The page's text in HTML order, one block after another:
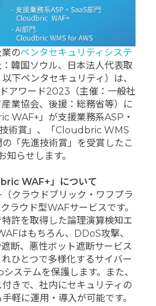
のペンタセキュリティシステ
韓国ソウル、日本法人代表取
下ペンタセキュリティ）は、
アワード2023（主催：一般社
業協会、後援：総務省等）に
WAF+」が支援業務系ASP・
術賞」、「Cloudbric WMS
「先進技術賞」を受賞したこ
知らせします。
WAF+」について
クラウドブリック・ワフプラ
ラウド型WAFサービスです。
許を取得した論理演算検知エ
はもちろん、DDoS攻撃、
断、悪性ボット遮断サービス
ひとつで多様化するサイバー
ステムを保護します。また、
きで、社内にセキュリティの
軽に運用・導入が可能です。